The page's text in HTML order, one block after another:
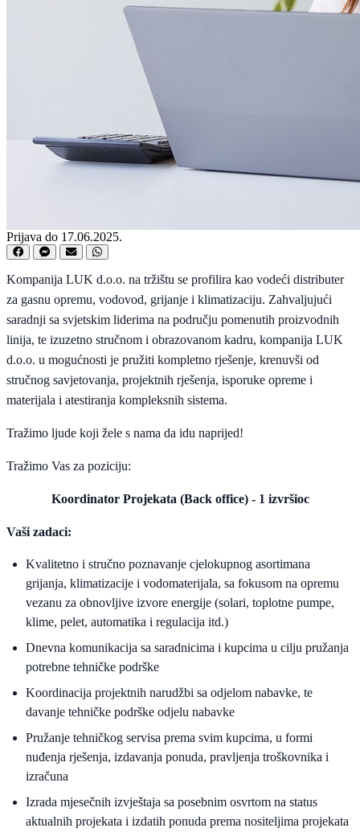
Prijava do 17.06.2025.
Kompanija LUK d.o.o. na tržištu se profilira kao vodeći distributer
za gasnu opremu, vodovod, grijanje i klimatizaciju. Zahvaljujući
saradnji sa svjetskim liderima na području pomenutih proizvodnih
linija, te izuzetno stručnom i obrazovanom kadru, kompanija LUK
d.o.o. u mogućnosti je pružiti kompletno rješenje, krenuvši od
stručnog savjetovanja, projektnih rješenja, isporuke opreme i
materijala i atestiranja kompleksnih sistema.
Tražimo ljude koji žele s nama da idu naprijed!
Tražimo Vas za poziciju:
Koordinator Projekata (Back office) - 1 izvršioc
Vaši zadaci:
Kvalitetno i stručno poznavanje cjelokupnog asortimana
grijanja, klimatizacije i vodomaterijala, sa fokusom na opremu
vezanu za obnovljive izvore energije (solari, toplotne pumpe,
klime, pelet, automatika i regulacija itd.)
Dnevna komunikacija sa saradnicima i kupcima u cilju pružanja
potrebne tehničke podrške
Koordinacija projektnih narudžbi sa odjelom nabavke, te
davanje tehničke podrške odjelu nabavke
Pružanje tehničkog servisa prema svim kupcima, u formi
nuđenja rješenja, izdavanja ponuda, pravljenja troškovnika i
izračuna
Izrada mjesečnih izvještaja sa posebnim osvrtom na status
aktualnih projekata i izdatih ponuda prema nositeljima projekata